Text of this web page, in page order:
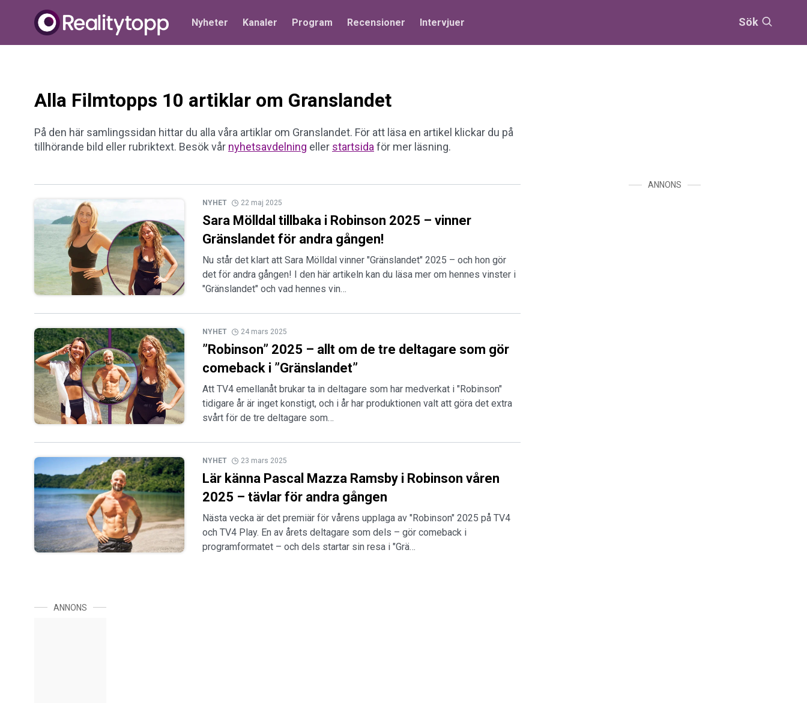
Nyheter Kanaler Program Recensioner Intervjuer Sök
Alla Filmtopps 10 artiklar om Granslandet
På den här samlingssidan hittar du alla våra artiklar om Granslandet. För att läsa en artikel klickar du på
tillhörande bild eller rubriktext. Besök vår nyhetsavdelning eller startsida för mer läsning.
NYHET 22 maj 2025
Sara Mölldal tillbaka i Robinson 2025 – vinner
Gränslandet för andra gången!
Nu står det klart att Sara Mölldal vinner "Gränslandet" 2025 – och hon gör
det för andra gången! I den här artikeln kan du läsa mer om hennes vinster i
"Gränslandet" och vad hennes vin…
NYHET 24 mars 2025
”Robinson” 2025 – allt om de tre deltagare som gör
comeback i ”Gränslandet”
Att TV4 emellanåt brukar ta in deltagare som har medverkat i "Robinson"
tidigare år är inget konstigt, och i år har produktionen valt att göra det extra
svårt för de tre deltagare som…
NYHET 23 mars 2025
Lär känna Pascal Mazza Ramsby i Robinson våren
2025 – tävlar för andra gången
Nästa vecka är det premiär för vårens upplaga av "Robinson" 2025 på TV4
och TV4 Play. En av årets deltagare som dels – gör comeback i
programformatet – och dels startar sin resa i "Grä…
ANNONS
ANNONS